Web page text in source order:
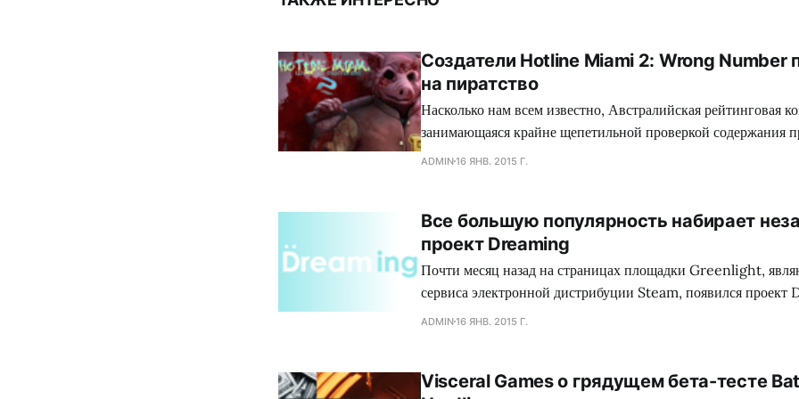
Создатели Hotline Miami 2: Wrong Number
на пиратство
Насколько нам всем известно, Австралийская рейтинговая
занимающаяся крайне щепетильной проверкой содержания
производит современная игровая индустрия, подвергает
зеленного континента. Так сказать, под нож могло попасть
коллектива Dennaton
ADMIN16 ЯНВ. 2015 Г.
Все большую популярность набирает
проект Dreaming
Почти месяц назад на страницах площадки Greenlight,
сервиса электронной дистрибуции Steam, появился
обладающий необыкновенным сеттингом, а также
головоломку с экшеном Mirror`s Edge, хотя сами
ADMIN16 ЯНВ. 2015 Г.
Visceral Games о грядущем бета-тесте